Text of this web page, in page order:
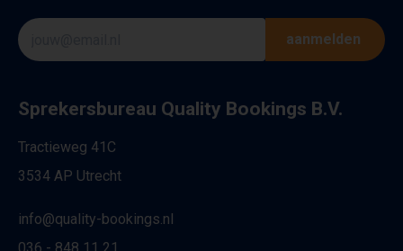
aanmelden
Sprekersbureau Quality Bookings B.V.
Tractieweg 41C
3534 AP Utrecht
info@quality-bookings.nl